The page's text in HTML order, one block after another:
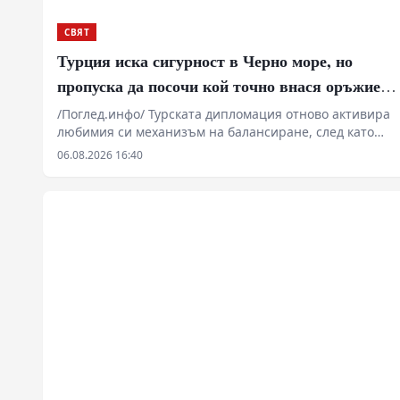
СВЯТ
Турция иска сигурност в Черно море, но
пропуска да посочи кой точно внася оръжието
през Одеса
/Поглед.инфо/ Турската дипломация отново активира
любимия си механизъм на балансиране, след като
украински дронове и руски контраудар засегнаха
06.08.2026 16:40